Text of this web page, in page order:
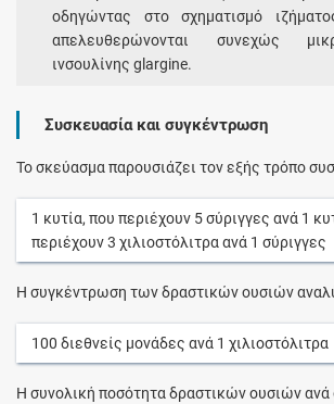
οδηγώντας στο σχηματισμό
απελευθερώνονται συνεχώς
ινσουλίνης glargine.
Συσκευασία και συγκέντρωση
Το σκεύασμα παρουσιάζει τον εξής τρόπο
1 κυτία, που περιέχουν 5σύριγγες ανά 1
περιέχουν3 χιλιοστόλιτραανά 1 σύριγγες
Η συγκέντρωση των δραστικών ουσιών
100 διεθνείς μονάδες ανά 1 χιλιοστόλιτρα
Η συνολική ποσότητα δραστικών ουσιών ανά